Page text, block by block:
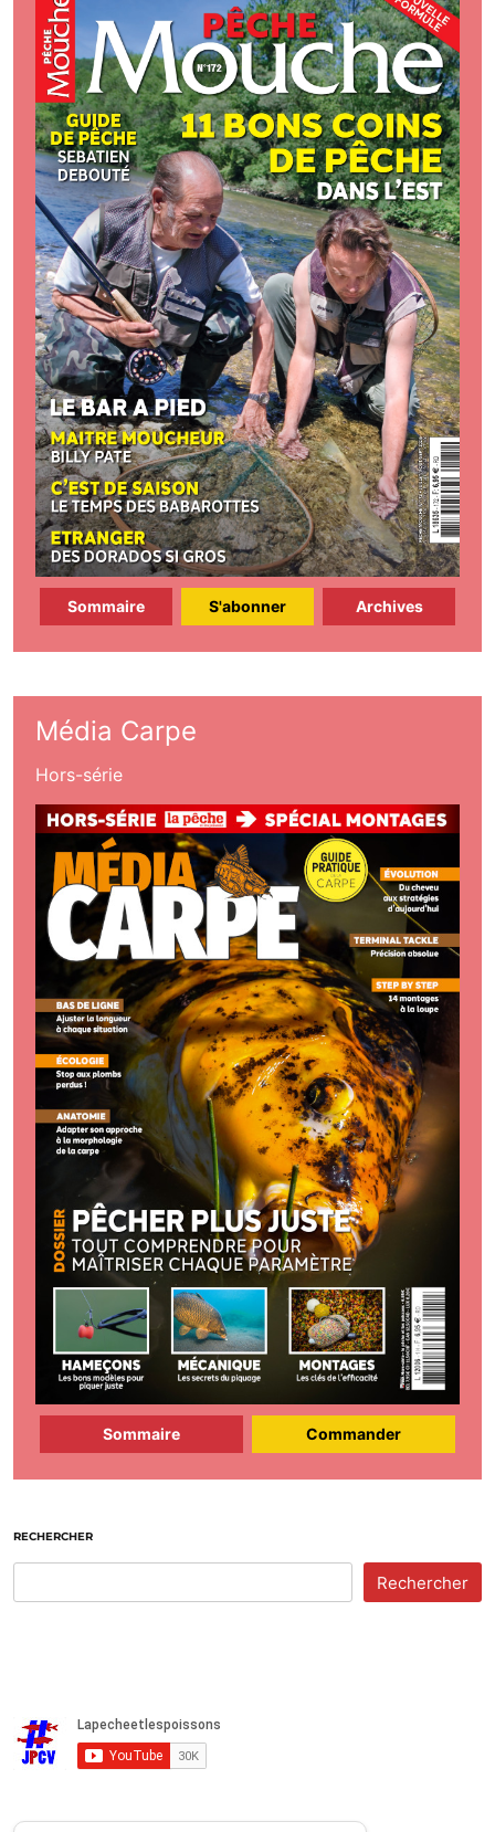
Sommaire S'abonner Archives
Média Carpe
Hors-série
Sommaire Commander
RECHERCHER
Rechercher